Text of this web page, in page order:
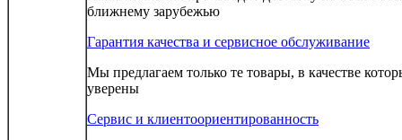
ближнему зарубежью
Гарантия качества и сервисное обслуживание
Мы предлагаем только те товары, в качестве
уверены
Сервис и клиентоориентированность